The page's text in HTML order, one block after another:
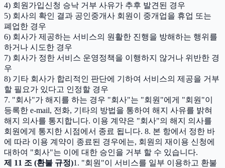
4) 회원가입신청 승낙 거부 사유가 추후 발견된 경우
5) 회사의 확인 결과 공인중개사 회원이 중개업을 휴업 또는
폐업한 경우
6) 회사가 제공하는 서비스의 원활한 진행을 방해하는 행위를
하거나 시도한 경우
7) 회사가 정한 서비스 운영정책을 이행하지 않거나 위반한 경
우
8) 기타 회사가 합리적인 판단에 기하여 서비스의 제공을 거부
할 필요가 있다고 인정할 경우
7. "회사"가 해지를 하는 경우 "회사"는 "회원"에게 "회원"이
등록한 e-mail, 전화, 기타의 방법을 통하여 해지 사유를 밝혀
해지 의사를 통지합니다. 이용 계약은 "회사"의 해지 의사를
회원에게 통지한 시점에서 종료 됩니다. 8. 본 항에서 정한 바
에 따라 이용 계약이 종료된 경우에는, 회원의 재이용 신청에
대하여 "회사"는 이에 대한 승인을 거부 할 수 있습니다.
제 11 조 (환불 규정)1. "회원"이 서비스를 일부 이용하고 환불